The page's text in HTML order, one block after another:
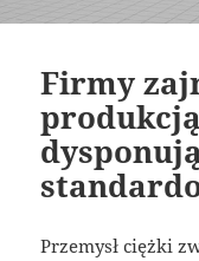
Firmy
Przemysł ciężki